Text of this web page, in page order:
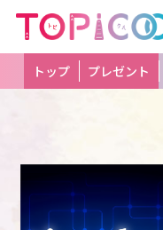
トップ プレゼント